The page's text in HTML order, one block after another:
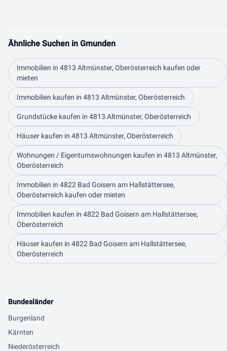
Ähnliche Suchen in Gmunden
Immobilien in 4813 Altmünster, Oberösterreich kaufen oder
mieten
Immobilien kaufen in 4813 Altmünster, Oberösterreich
Grundstücke kaufen in 4813 Altmünster, Oberösterreich
Häuser kaufen in 4813 Altmünster, Oberösterreich
Wohnungen / Eigentumswohnungen kaufen in 4813 Altmünster,
Oberösterreich
Immobilien in 4822 Bad Goisern am Hallstättersee,
Oberösterreich kaufen oder mieten
Immobilien kaufen in 4822 Bad Goisern am Hallstättersee,
Oberösterreich
Häuser kaufen in 4822 Bad Goisern am Hallstättersee,
Oberösterreich
Bundesländer
Burgenland
Kärnten
Niederösterreich